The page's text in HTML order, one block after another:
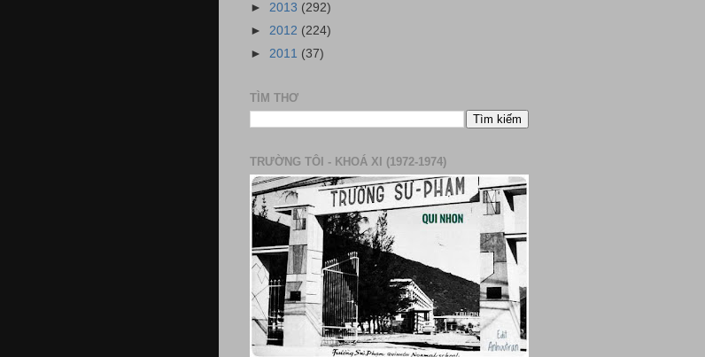
► 2013 (292)
► 2012 (224)
► 2011 (37)
TÌM THƠ
TRƯỜNG TÔI - KHOÁ XI (1972-1974)